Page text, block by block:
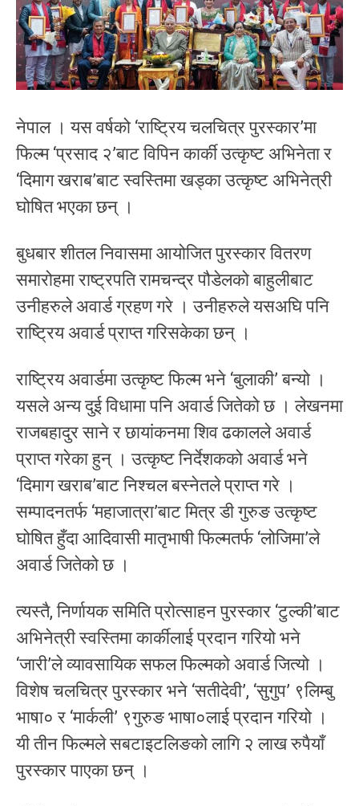
नेपाल । यस वर्षको ‘राष्ट्रिय चलचित्र पुरस्कार’मा
फिल्म ‘प्रसाद २’बाट विपिन कार्की उत्कृष्ट अभिनेता र
‘दिमाग खराब’बाट स्वस्तिमा खड्का उत्कृष्ट अभिनेत्री
घोषित भएका छन् ।
बुधबार शीतल निवासमा आयोजित पुरस्कार वितरण
समारोहमा राष्ट्रपति रामचन्द्र पौडेलको बाहुलीबाट
उनीहरुले अवार्ड ग्रहण गरे । उनीहरुले यसअघि पनि
राष्ट्रिय अवार्ड प्राप्त गरिसकेका छन् ।
राष्ट्रिय अवार्डमा उत्कृष्ट फिल्म भने ‘बुलाकी’ बन्यो ।
यसले अन्य दुई विधामा पनि अवार्ड जितेको छ । लेखनमा
राजबहादुर साने र छायांकनमा शिव ढकालले अवार्ड
प्राप्त गरेका हुन् । उत्कृष्ट निर्देशकको अवार्ड भने
‘दिमाग खराब’बाट निश्चल बस्नेतले प्राप्त गरे ।
सम्पादनतर्फ ‘महाजात्रा’बाट मित्र डी गुरुङ उत्कृष्ट
घोषित हुँदा आदिवासी मातृभाषी फिल्मतर्फ ‘लोजिमा’ले
अवार्ड जितेको छ ।
त्यस्तै, निर्णायक समिति प्रोत्साहन पुरस्कार ‘टुल्की’बाट
अभिनेत्री स्वस्तिमा कार्कीलाई प्रदान गरियो भने
‘जारी’ले व्यावसायिक सफल फिल्मको अवार्ड जित्यो ।
विशेष चलचित्र पुरस्कार भने ‘सतीदेवी’, ‘सुगुप’ ९लिम्बु
भाषा० र ‘मार्कली’ ९गुरुङ भाषा०लाई प्रदान गरियो ।
यी तीन फिल्मले सबटाइटलिङको लागि २ लाख रुपैयाँ
पुरस्कार पाएका छन् ।